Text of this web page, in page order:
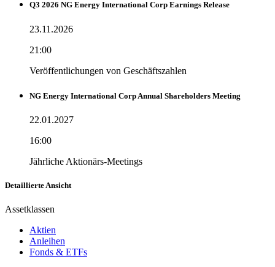
Q3 2026 NG Energy International Corp Earnings Release
23.11.2026
21:00
Veröffentlichungen von Geschäftszahlen
NG Energy International Corp Annual Shareholders Meeting
22.01.2027
16:00
Jährliche Aktionärs-Meetings
Detaillierte Ansicht
Assetklassen
Aktien
Anleihen
Fonds & ETFs